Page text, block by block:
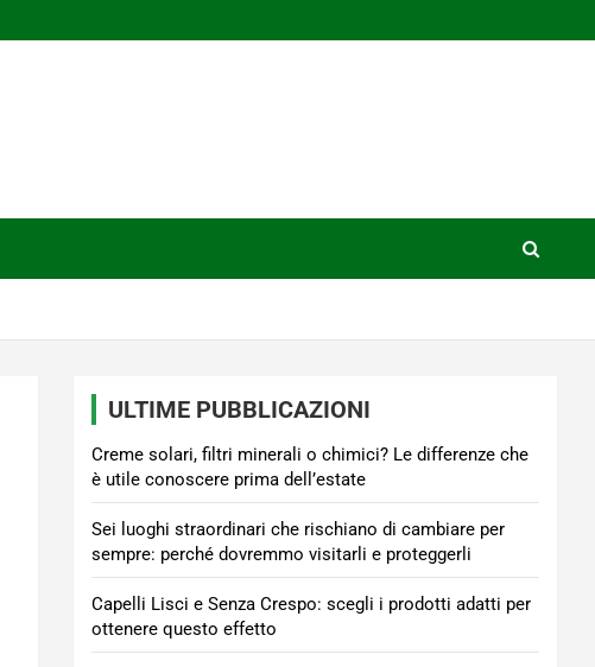
ULTIME PUBBLICAZIONI
Creme solari, filtri minerali o chimici? Le differenze che
è utile conoscere prima dell’estate
Sei luoghi straordinari che rischiano di cambiare per
sempre: perché dovremmo visitarli e proteggerli
Capelli Lisci e Senza Crespo: scegli i prodotti adatti per
ottenere questo effetto